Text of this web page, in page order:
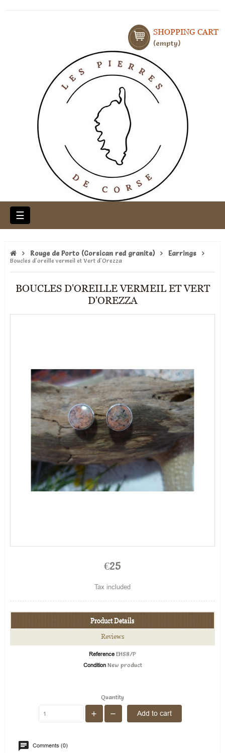
SHOPPING CART
empty
Toggle
navigation
☰
Rouge de Porto (Corsican red granite) Earrings
Boucles d'oreille vermeil et Vert d'Orezza
BOUCLES D'OREILLE VERMEIL ET VERT
D'OREZZA
€25
Tax included
Product Details
Reviews
Reference EHS8/P
Condition New product
Quantity
Add to cart
Comments (0)